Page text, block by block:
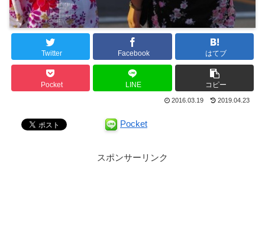
Twitter Facebook はてブ
Pocket LINE コピー
2016.03.19 2019.04.23
Pocket
スポンサーリンク